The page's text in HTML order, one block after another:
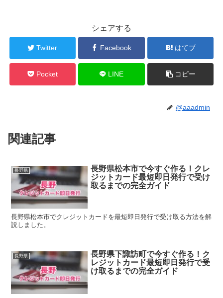
シェアする
Twitter Facebook はてブ
Pocket LINE コピー
@aaadmin
関連記事
長野県
長野県松本市で今すぐ作る！クレ
ジットカード最短即日発行で受け
取るまでの完全ガイド
長野県松本市でクレジットカードを最短即日発行で受け取る方法を解
説しました。
長野県
長野県下諏訪町で今すぐ作る！ク
レジットカード最短即日発行で受
け取るまでの完全ガイド